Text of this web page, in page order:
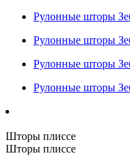
Рулонные шторы
Рулонные шторы
Рулонные шторы
Рулонные шторы
Шторы плиссе
Шторы плиссе